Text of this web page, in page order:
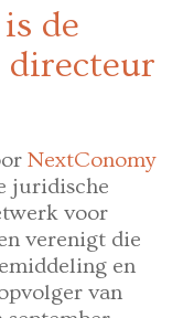
de
NextConomy
juridische
voor
verenigt die
en
van